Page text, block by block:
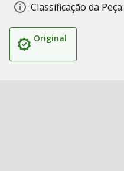
Classificação da Peça:
Original